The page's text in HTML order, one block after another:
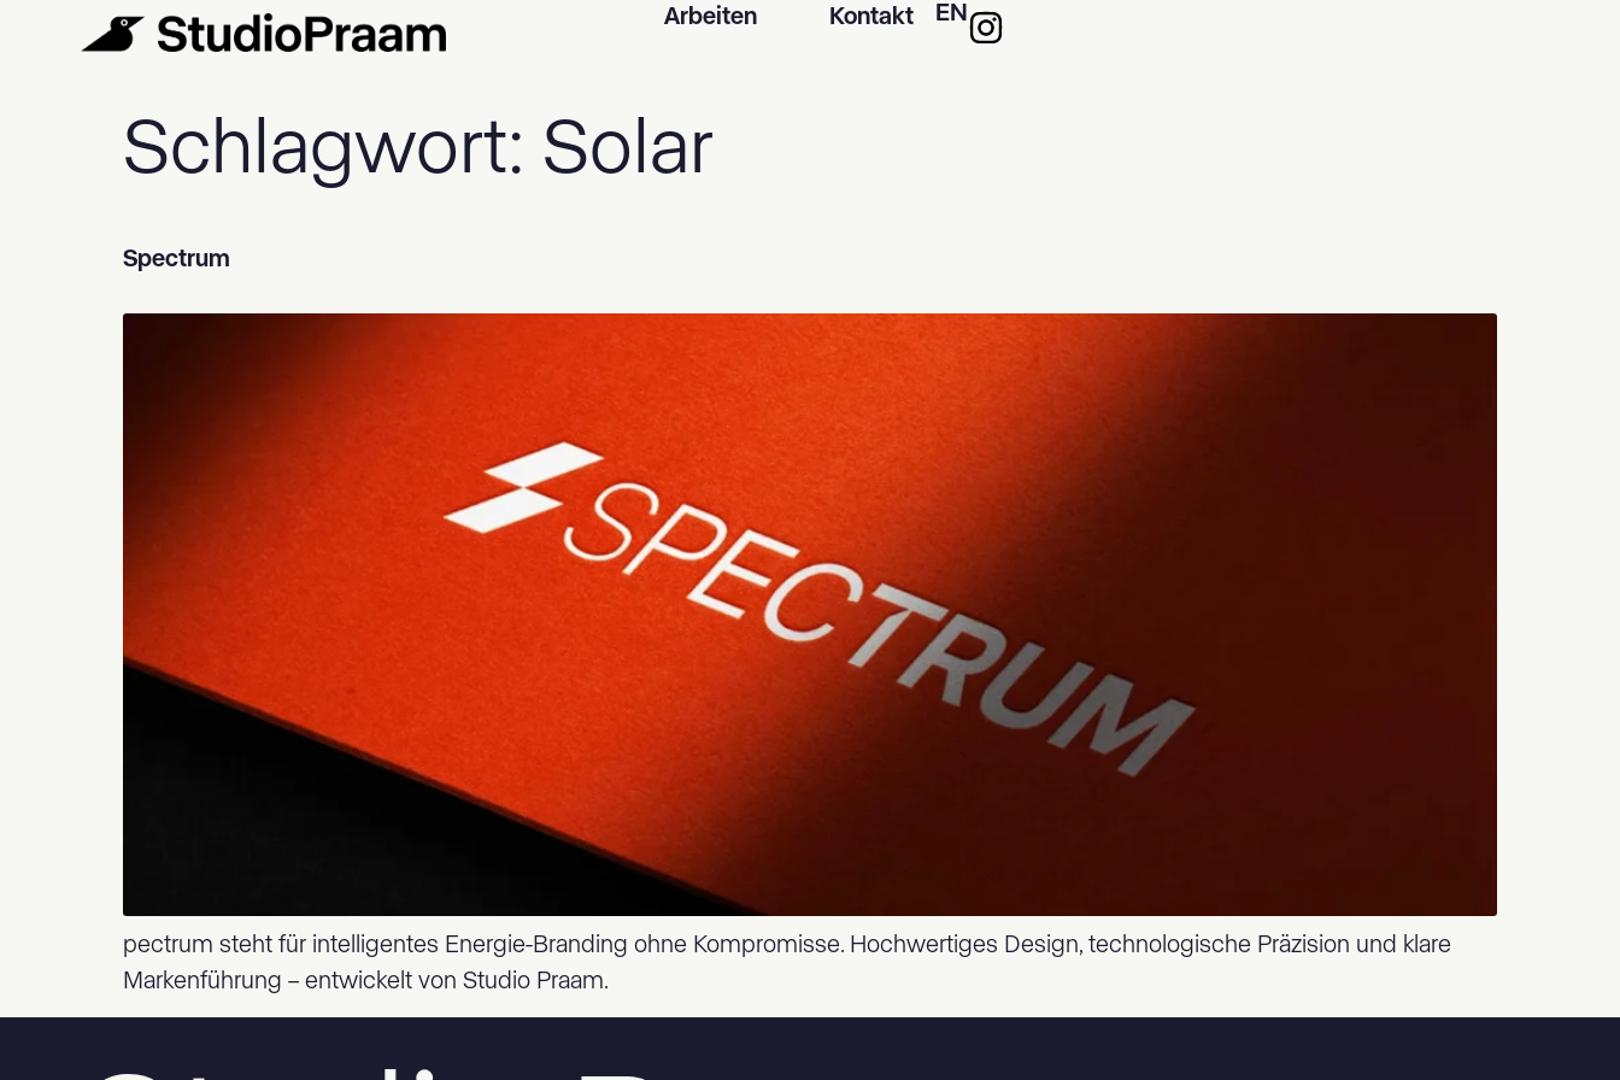
Arbeiten Kontakt EN
Schlagwort: Solar
Spectrum
pectrum steht für intelligentes Energie-Branding ohne Kompromisse. Hochwertiges Design, technologische Präzision und klare
Markenführung – entwickelt von Studio Praam.